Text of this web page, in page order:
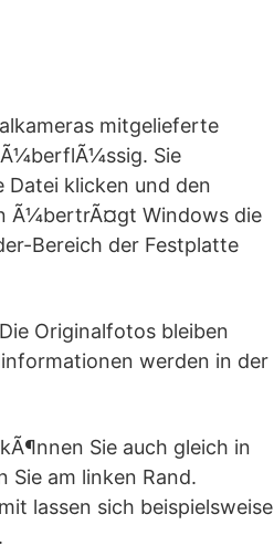
mitgelieferte
Ã¼berflÃ¼ssig. Sie
Datei klicken und den
Ã¼bertrÃ¤gt Windows die
Bereich der Festplatte
Originalfotos bleiben
werden in der
Sie auch gleich in
am linken Rand.
lassen sich beispielsweise